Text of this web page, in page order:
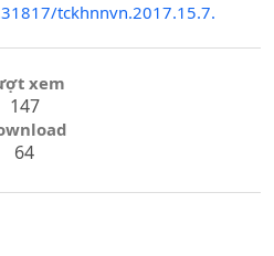
tckhnnvn.2017.15.7.
xem
147
64